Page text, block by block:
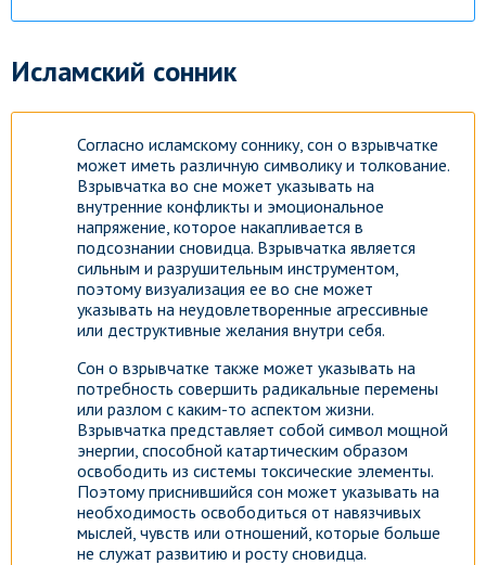
Исламский сонник
Согласно исламскому соннику, сон о взрывчатке
может иметь различную символику и толкование.
Взрывчатка во сне может указывать на
внутренние конфликты и эмоциональное
напряжение, которое накапливается в
подсознании сновидца. Взрывчатка является
сильным и разрушительным инструментом,
поэтому визуализация ее во сне может
указывать на неудовлетворенные агрессивные
или деструктивные желания внутри себя.
Сон о взрывчатке также может указывать на
потребность совершить радикальные перемены
или разлом с каким-то аспектом жизни.
Взрывчатка представляет собой символ мощной
энергии, способной катартическим образом
освободить из системы токсические элементы.
Поэтому приснившийся сон может указывать на
необходимость освободиться от навязчивых
мыслей, чувств или отношений, которые больше
не служат развитию и росту сновидца.